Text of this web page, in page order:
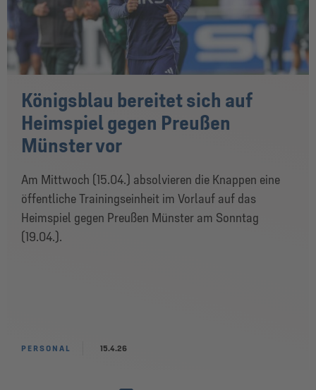
Königsblau bereitet sich auf
Heimspiel gegen Preußen
Münster vor
Am Mittwoch (15.04.) absolvieren die Knappen eine
öffentliche Trainingseinheit im Vorlauf auf das
Heimspiel gegen Preußen Münster am Sonntag
(19.04.).
PERSONAL 15.4.26